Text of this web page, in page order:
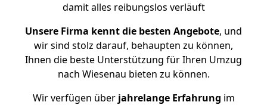
damit alles reibungslos verläuft
Unsere Firma kennt die besten Angebote, und
wir sind stolz darauf, behaupten zu können,
Ihnen die beste Unterstützung für Ihren Umzug
nach Wiesenau bieten zu können.
Wir verfügen überjahrelange Erfahrung im